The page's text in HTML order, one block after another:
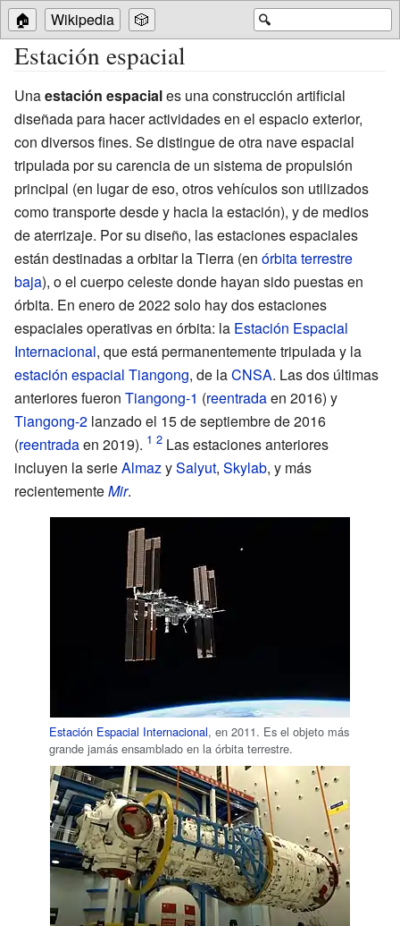
🔍
🏠 Wikipedia 🎲
Estación espacial
Unaestación espaciales una construcción artificial
diseñada para hacer actividades en el espacio exterior,
con diversos fines. Se distingue de otra nave espacial
tripulada por su carencia de un sistema de propulsión
principal (en lugar de eso, otros vehículos son utilizados
como transporte desde y hacia la estación), y de medios
de aterrizaje. Por su diseño, las estaciones espaciales
están destinadas a orbitar la Tierra (en órbita terrestre
baja), o el cuerpo celeste donde hayan sido puestas en
órbita. En enero de 2022 solo hay dos estaciones
espaciales operativas en órbita: la Estación Espacial
Internacional, que está permanentemente tripulada y la
estación espacial Tiangong, de laCNSA. Las dos últimas
anteriores fueron Tiangong-1 (reentradaen 2016) y
Tiangong-2 lanzado el 15 de septiembre de 2016
(reentradaen 2019).
Las estaciones anteriores
incluyen la serieAlmaz ySalyut, Skylab, y más
recientementeMir.
Estación Espacial Internacional, en 2011. Es el objeto más
grande jamás ensamblado en la órbita terrestre.